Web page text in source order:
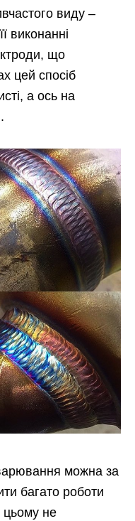
виду –
виконанні
що
цей спосіб
а ось на
можна за
багато роботи
цьому не